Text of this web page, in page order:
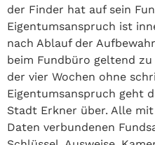
der Finder hat auf sein
Eigentumsanspruch ist
nach Ablauf der
beim Fundbüro geltend
der vier Wochen ohne
Eigentumsanspruch geht
Stadt Erkner über. Alle
Daten verbundenen